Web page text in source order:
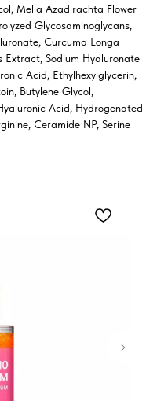
Melia Azadirachta Flower
Glycosaminoglycans,
Curcuma Longa
Sodium Hyaluronate
Acid, Ethylhexylglycerin,
Butylene Glycol,
Acid, Hydrogenated
Ceramide NP, Serine